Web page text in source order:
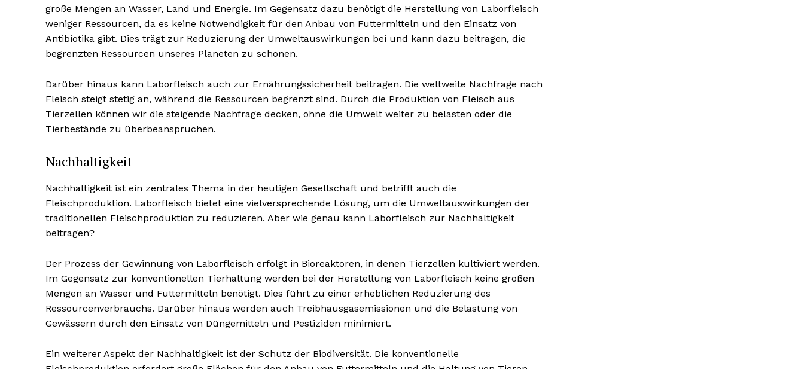
große Mengen an Wasser, Land und Energie. Im Gegensatz dazu benötigt die Herstellung von Laborfleisch
weniger Ressourcen, da es keine Notwendigkeit für den Anbau von Futtermitteln und den Einsatz von
Antibiotika gibt. Dies trägt zur Reduzierung der Umweltauswirkungen bei und kann dazu beitragen, die
begrenzten Ressourcen unseres Planeten zu schonen.
Darüber hinaus kann Laborfleisch auch zur Ernährungssicherheit beitragen. Die weltweite Nachfrage nach
Fleisch steigt stetig an, während die Ressourcen begrenzt sind. Durch die Produktion von Fleisch aus
Tierzellen können wir die steigende Nachfrage decken, ohne die Umwelt weiter zu belasten oder die
Tierbestände zu überbeanspruchen.
Nachhaltigkeit
Nachhaltigkeit ist ein zentrales Thema in der heutigen Gesellschaft und betrifft auch die
Fleischproduktion. Laborfleisch bietet eine vielversprechende Lösung, um die Umweltauswirkungen der
traditionellen Fleischproduktion zu reduzieren. Aber wie genau kann Laborfleisch zur Nachhaltigkeit
beitragen?
Der Prozess der Gewinnung von Laborfleisch erfolgt in Bioreaktoren, in denen Tierzellen kultiviert werden.
Im Gegensatz zur konventionellen Tierhaltung werden bei der Herstellung von Laborfleisch keine großen
Mengen an Wasser und Futtermitteln benötigt. Dies führt zu einer erheblichen Reduzierung des
Ressourcenverbrauchs. Darüber hinaus werden auch Treibhausgasemissionen und die Belastung von
Gewässern durch den Einsatz von Düngemitteln und Pestiziden minimiert.
Ein weiterer Aspekt der Nachhaltigkeit ist der Schutz der Biodiversität. Die konventionelle